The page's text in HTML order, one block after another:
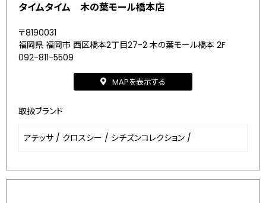
タイムタイム 木の葉モール橋本店
〒8190031
福岡県 福岡市 西区橋本2丁目27-2 木の葉モール橋本 2F
092-811-5509
MAPを表示する
取扱ブランド
アテッサ / クロスシー / シチズンコレクション /